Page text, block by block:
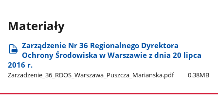
Materiały
Zarządzenie Nr 36 Regionalnego Dyrektora
Ochrony Środowiska w Warszawie z dnia 20 lipca
2016 r.
Zarzadzenie​_36​_RDOS​_Warszawa​_Puszcza​_Marianska.pdf 0.38MB